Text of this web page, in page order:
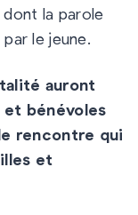
la parole
le jeune.
auront
et bénévoles
rencontre qui
et